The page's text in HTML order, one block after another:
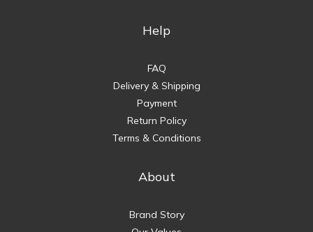
Help
FAQ
Delivery & Shipping
Payment
Return Policy
Terms & Conditions
About
Brand Story